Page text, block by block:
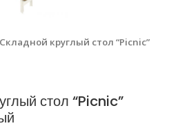
круглый стол “Picnic”
стол “Picnic”